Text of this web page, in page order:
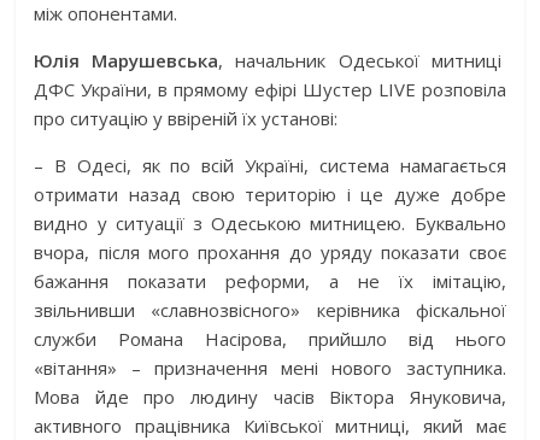
між опонентами.
Юлія Марушевська, начальник Одеської митниці
ДФС України, в прямому ефірі Шустер LIVE розповіла
про ситуацію у ввіреній їх установі:
– В Одесі, як по всій Україні, система намагається
отримати назад свою територію і це дуже добре
видно у ситуації з Одеською митницею. Буквально
вчора, після мого прохання до уряду показати своє
бажання показати реформи, а не їх імітацію,
звільнивши «славнозвісного» керівника фіскальної
служби Романа Насірова, прийшло від нього
«вітання» – призначення мені нового заступника.
Мова йде про людину часів Віктора Януковича,
активного працівника Київської митниці, який має